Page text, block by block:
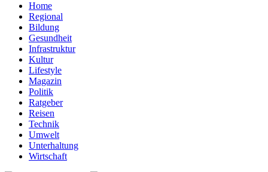
Home
Regional
Bildung
Gesundheit
Infrastruktur
Kultur
Lifestyle
Magazin
Politik
Ratgeber
Reisen
Technik
Umwelt
Unterhaltung
Wirtschaft